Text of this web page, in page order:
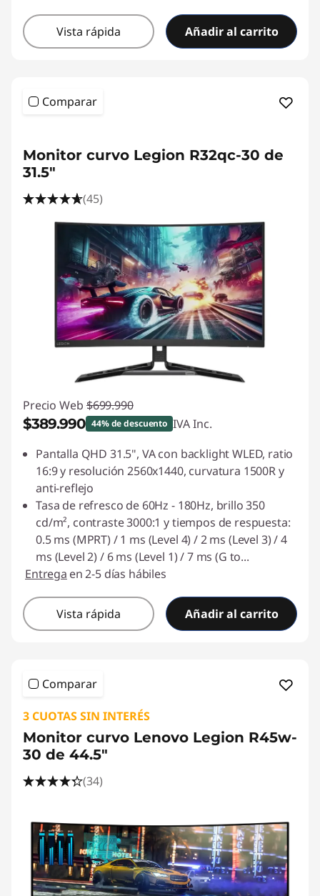
Vista rápida Añadir al carrito
Comparar
Monitor curvo Legion R32qc-30 de
31.5"
(45)
Precio Web $699.990
$389.990 44% de descuento IVA Inc.
Ahorros instantáneos :-$310.000
Pantalla QHD 31.5", VA con backlight WLED, ratio
16:9 y resolución 2560x1440, curvatura 1500R y
anti-reflejo
Tasa de refresco de 60Hz - 180Hz, brillo 350
cd/m², contraste 3000:1 y tiempos de respuesta:
0.5 ms (MPRT) / 1 ms (Level 4) / 2 ms (Level 3) / 4
ms (Level 2) / 6 ms (Level 1) / 7 ms (G to...
Entrega en 2-5 días hábiles
Vista rápida Añadir al carrito
Comparar
3 CUOTAS SIN INTERÉS
Monitor curvo Lenovo Legion R45w-
30 de 44.5"
(34)